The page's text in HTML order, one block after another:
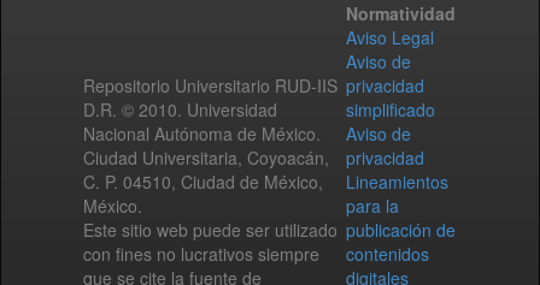
Repositorio Universitario RUD-IIS
D.R. © 2010. Universidad
Nacional Autónoma de México.
Ciudad Universitaria, Coyoacán,
C. P. 04510, Ciudad de México,
México.
Este sitio web puede ser utilizado
con fines no lucrativos siempre
que se cite la fuente de
Normatividad
Aviso Legal
Aviso de
privacidad
simplificado
Aviso de
privacidad
Lineamientos
para la
publicación de
contenidos
digitales